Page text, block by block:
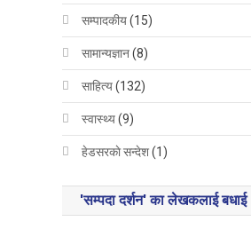
सम्पादकीय(15)
सामान्यज्ञान(8)
साहित्य(132)
स्वास्थ्य(9)
हेडसरकाे सन्देश(1)
'सम्पदा दर्शन' का लेखकलाई बधाई